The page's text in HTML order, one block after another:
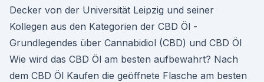
Decker von der Universität Leipzig und seiner
Kollegen aus den Kategorien der CBD Öl -
Grundlegendes über Cannabidiol (CBD) und CBD Öl
Wie wird das CBD Öl am besten aufbewahrt? Nach
dem CBD Öl Kaufen die geöffnete Flasche am besten